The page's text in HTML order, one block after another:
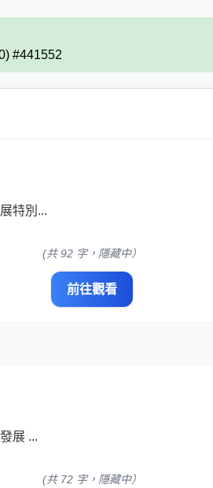
#441552
特別...
(共 92 字，隱藏中）
前往觀看
展 ...
(共 72 字，隱藏中）